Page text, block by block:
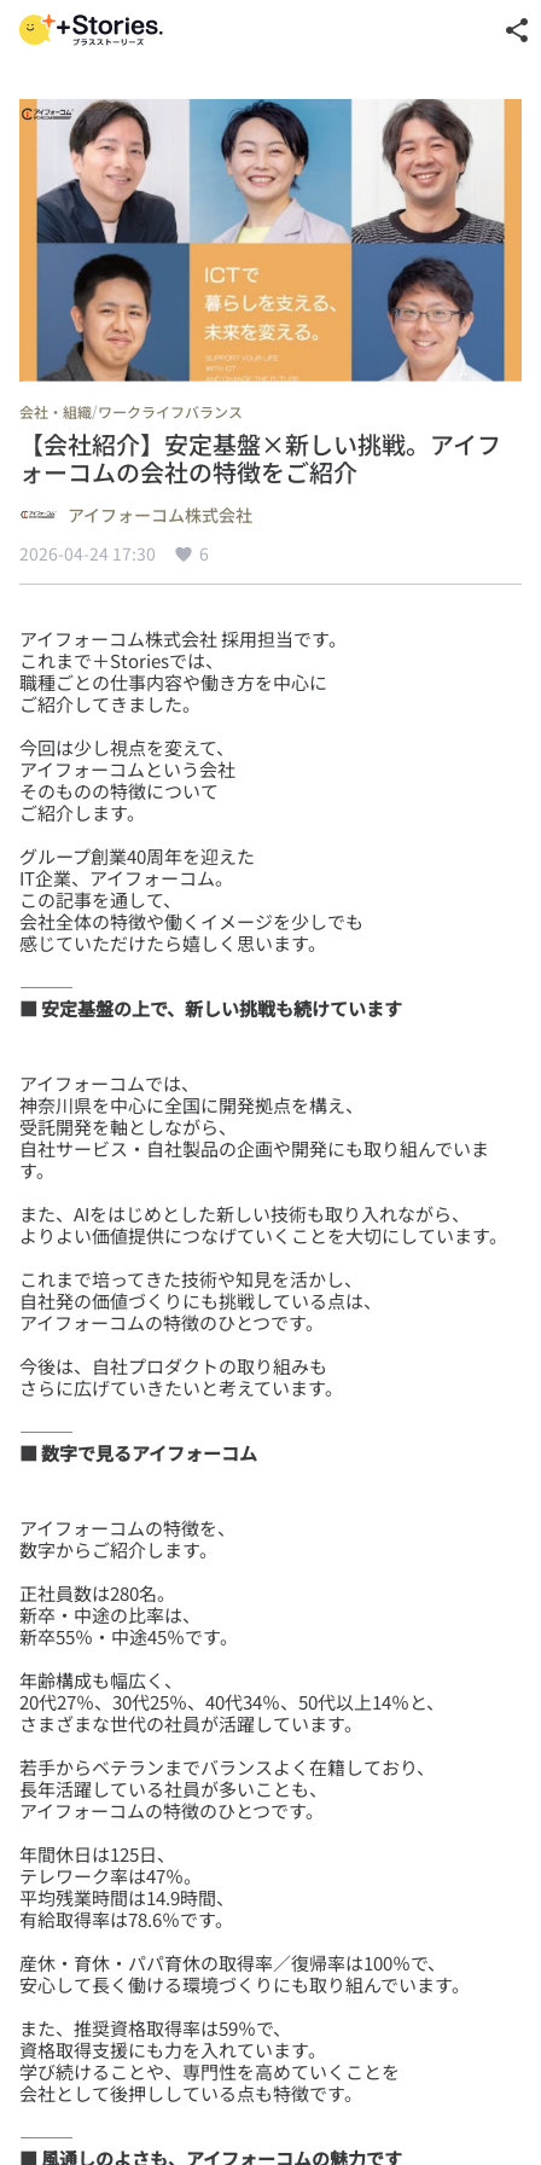
share
会社・組織/ワークライフバランス
【会社紹介】安定基盤×新しい挑戦。アイフ
ォーコムの会社の特徴をご紹介
アイフォーコム株式会社
2026-04-24 17:30
6
アイフォーコム株式会社 採用担当です。
これまで＋Storiesでは、
職種ごとの仕事内容や働き方を中心に
今回は少し視点を変えて、
アイフォーコムという会社
そのものの特徴について
グループ創業40周年を迎えた
IT企業、アイフォーコム。
この記事を通して、
会社全体の特徴や働くイメージを少しでも
■ 安定基盤の上で、新しい挑戦も続けています
アイフォーコムでは、
神奈川県を中心に全国に開発拠点を構え、
受託開発を軸としながら、
自社サービス・自社製品の企画や開発にも取り組んでいま
また、AIをはじめとした新しい技術も取り入れながら、
これまで培ってきた技術や知見を活かし、
自社発の価値づくりにも挑戦している点は、
今後は、自社プロダクトの取り組みも
■ 数字で見るアイフォーコム
アイフォーコムの特徴を、
正社員数は280名。
新卒・中途の比率は、
年齢構成も幅広く、
20代27％、30代25％、40代34％、50代以上14％と、
若手からベテランまでバランスよく在籍しており、
長年活躍している社員が多いことも、
年間休日は125日、
テレワーク率は47％。
平均残業時間は14.9時間、
産休・育休・パパ育休の取得率／復帰率は100％で、
また、推奨資格取得率は59％で、
資格取得支援にも力を入れています。
学び続けることや、専門性を高めていくことを
■ 風通しのよさも、アイフォーコムの魅力です